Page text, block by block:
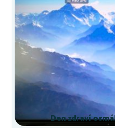
Den zdraví